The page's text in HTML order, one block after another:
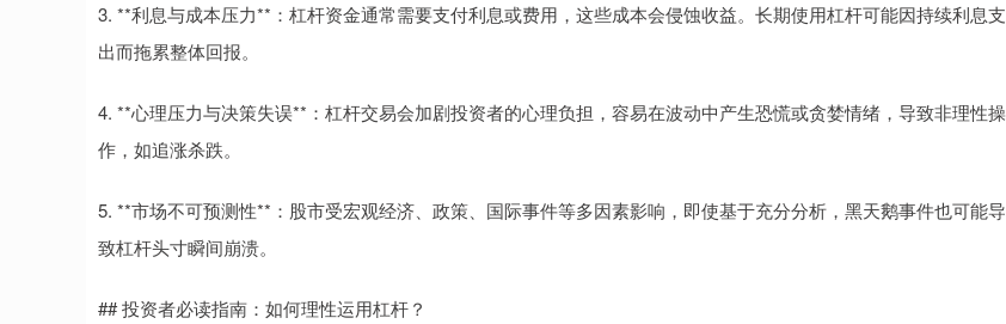
3. **利息与成本压力**：杠杆资金通常需要支付利息或费用，这些成本会侵蚀收益。长期使用杠杆可能因持续利息支
出而拖累整体回报。
4. **心理压力与决策失误**：杠杆交易会加剧投资者的心理负担，容易在波动中产生恐慌或贪婪情绪，导致非理性操
作，如追涨杀跌。
5. **市场不可预测性**：股市受宏观经济、政策、国际事件等多因素影响，即使基于充分分析，黑天鹅事件也可能导
致杠杆头寸瞬间崩溃。
## 投资者必读指南：如何理性运用杠杆？